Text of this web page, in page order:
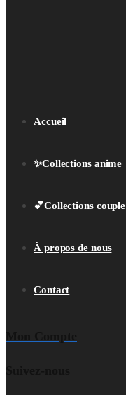
Accueil
✨Collections anime
💕Collections couple
À propos de nous
Contact